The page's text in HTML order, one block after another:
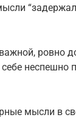
ровно
неспешно
мысли в